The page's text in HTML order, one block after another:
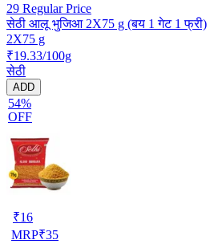
29 Regular Price
सेठी आलू भुजिआ 2X75 g (बय 1 गेट 1 फ्री)
2X75 g
₹19.33/100g
सेठी
ADD
54%
OFF
₹16
MRP₹35